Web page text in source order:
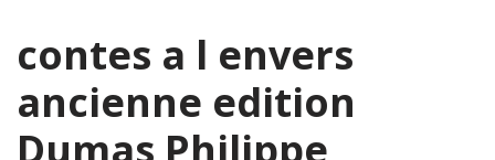
contes a l envers
ancienne edition